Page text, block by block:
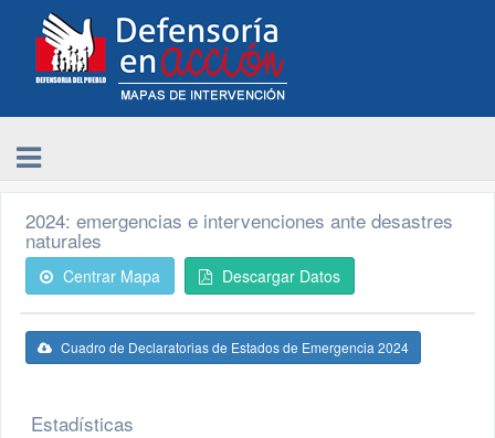
2024: emergencias e intervenciones ante desastres
naturales
Centrar Mapa Descargar Datos
Cuadro de Declaratorias de Estados de Emergencia 2024
Estadísticas